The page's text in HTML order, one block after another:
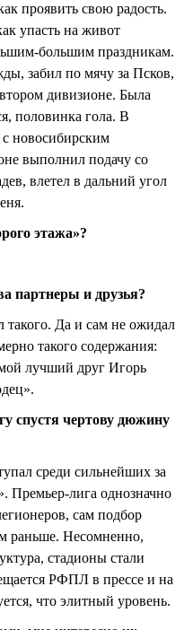
проявить свою радость.
упасть на живот
большим праздникам.
забил по мячу за Псков,
дивизионе. Была
половинка гола. В
с новосибирским
выполнил подачу со
влетел в дальний угол
этажа»?
партнеры и друзья?
Да и сам не ожидал
такого содержания:
лучший друг Игорь
спустя чертову дюжину
среди сильнейших за
Премьер-лига однозначно
сам подбор
раньше. Несомненно,
стадионы стали
РФПЛ в прессе и на
что элитный уровень.